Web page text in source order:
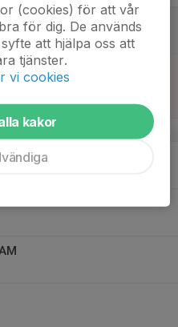
IF
(cookies) för att vår
för dig. De används
att hjälpa oss att
tjänster.
vi cookies
kakor